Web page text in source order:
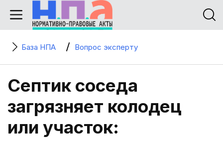
База НПА Вопрос эксперту
Септик соседа
загрязняет колодец
или участок: